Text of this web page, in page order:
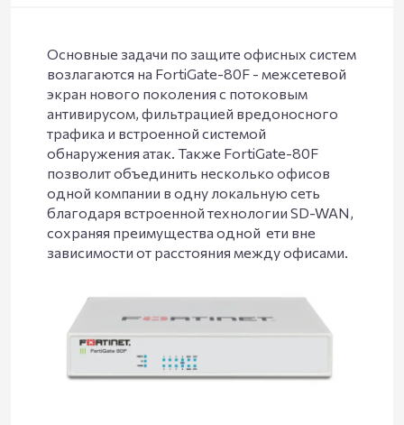
Основные задачи по защите офисных систем
возлагаются на FortiGate-80F - межсетевой
экран нового поколения с потоковым
антивирусом, фильтрацией вредоносного
трафика и встроенной системой
обнаружения атак. Также FortiGate-80F
позволит объединить несколько офисов
одной компании в одну локальную сеть
благодаря встроенной технологии SD-WAN,
сохраняя преимущества одной ети вне
зависимости от расстояния между офисами.